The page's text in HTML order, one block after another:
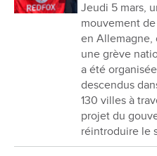
Jeudi 5 mars,
mouvement
en Allemagne,
une grève
a été
descendus
130 villes à
projet du
réintroduire le